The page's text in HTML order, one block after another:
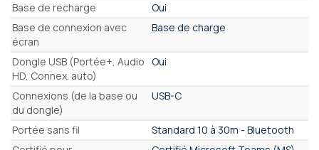
Base de recharge
Oui
Base de connexion avec
écran
Base de charge
Dongle USB (Portée+, Audio
HD, Connex. auto)
Oui
Connexions (de la base ou
du dongle)
USB-C
Portée sans fil
Standard 10 à 30m - Bluetooth